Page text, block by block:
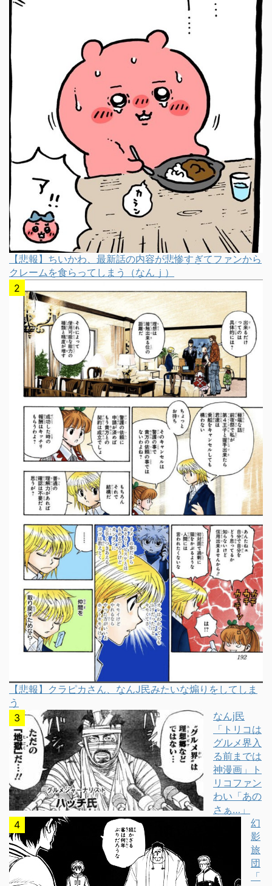
【悲報】ちいかわ、最新話の内容が悲惨すぎてファンから
クレームを食らってしまう（なんｊ）
【悲報】クラピカさん、なんJ民みたいな煽りをしてしま
う
なんj民
「トリコは
グルメ界入
る前までは
神漫画」ト
リコファン
わい「あの
さぁ…」
幻
影
旅
団
「